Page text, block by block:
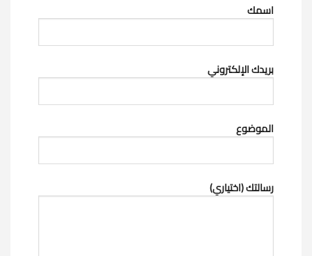
اسمك
بريدك الإلكتروني
الموضوع
رسالتك (اختياري)